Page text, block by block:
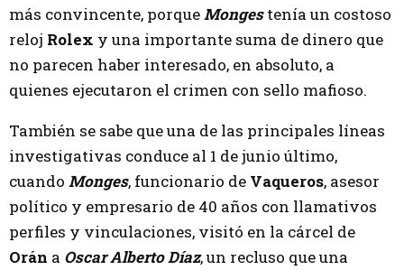
más convincente, porqueMongestenía un costoso
reloj Rolex y una importante suma de dinero que
no parecen haber interesado, en absoluto, a
quienes ejecutaron el crimen con sello mafioso.
También se sabe que una de las principales líneas
investigativas conduce al 1 de junio último,
cuando Monges, funcionario de Vaqueros, asesor
político y empresario de 40 años con llamativos
perfiles y vinculaciones, visitó en la cárcel de
Orán a Oscar Alberto Díaz, un recluso que una